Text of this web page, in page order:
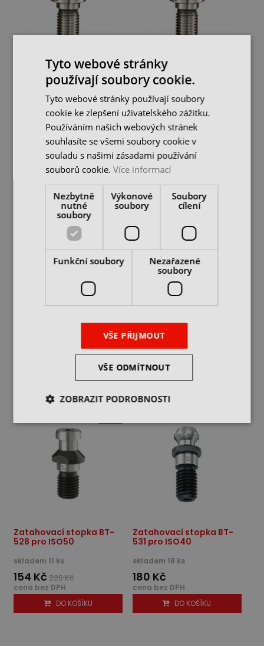
Zatahovací stopka BT-
501 pro ISO30
124 Kč
cena bez DPH
DO KOŠÍKU
Zatahovací stopka BT-
511 pro ISO40
skladem 46 ks
111 Kč159 Kč
cena bez DPH
DO KOŠÍKU
Zatahovací stopka BT-
522 pro ISO30
Zatahovací stopka BT-
523 pro ISO40
159 Kč
cena bez DPH
Zatahovací stopka BT-
528 pro ISO50
skladem 11 ks
154 Kč 220 Kč
cena bez DPH
DO KOŠÍKU
Zatahovací stopka BT-
531 pro ISO40
skladem 18 ks
180 Kč
cena bez DPH
DO KOŠÍKU
Tyto webové stránky
používají soubory cookie.
Tyto webové stránky používají soubory
cookie ke zlepšení uživatelského zážitku.
Používáním našich webových stránek
souhlasíte se všemi soubory cookie v
souladu s našimi zásadami používání
souborů cookie.Více informací
Nezbytně
nutné
soubory
Výkonové
soubory
Soubory
cílení
Funkční soubory
Nezařazené
soubory
VŠE PŘIJMOUT
VŠE ODMÍTNOUT
ZOBRAZIT PODROBNOSTI